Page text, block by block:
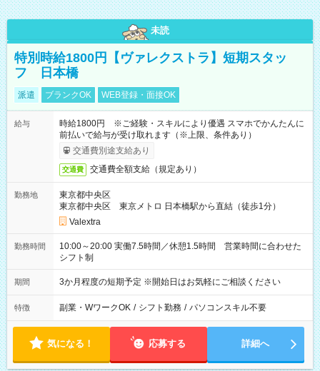
未読
特別時給1800円【ヴァレクストラ】短期スタッ
フ 日本橋
派遣 ブランクOK WEB登録・面接OK
給与
時給1800円 ※ご経験・スキルにより優遇 スマホでかんたんに
前払いで給与が受け取れます（※上限、条件あり）
交通費別途支給あり
交通費 交通費全額支給（規定あり）
勤務地
東京都中央区
東京都中央区 東京メトロ 日本橋駅から直結（徒歩1分）
Valextra
勤務時間
10:00～20:00 実働7.5時間／休憩1.5時間 営業時間に合わせた
シフト制
期間 3か月程度の短期予定 ※開始日はお気軽にご相談ください
特徴 副業・WワークOK / シフト勤務 / パソコンスキル不要
気になる！ 応募する 詳細へ